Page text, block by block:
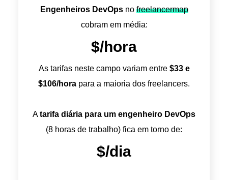
Engenheiros DevOpsno freelancermap
cobram em média:
$/hora
As tarifas neste campo variam entre $33e
$106/hora para a maioria dos freelancers.
Atarifa diária para um engenheiro DevOps
(8 horas de trabalho) fica em torno de:
$/dia